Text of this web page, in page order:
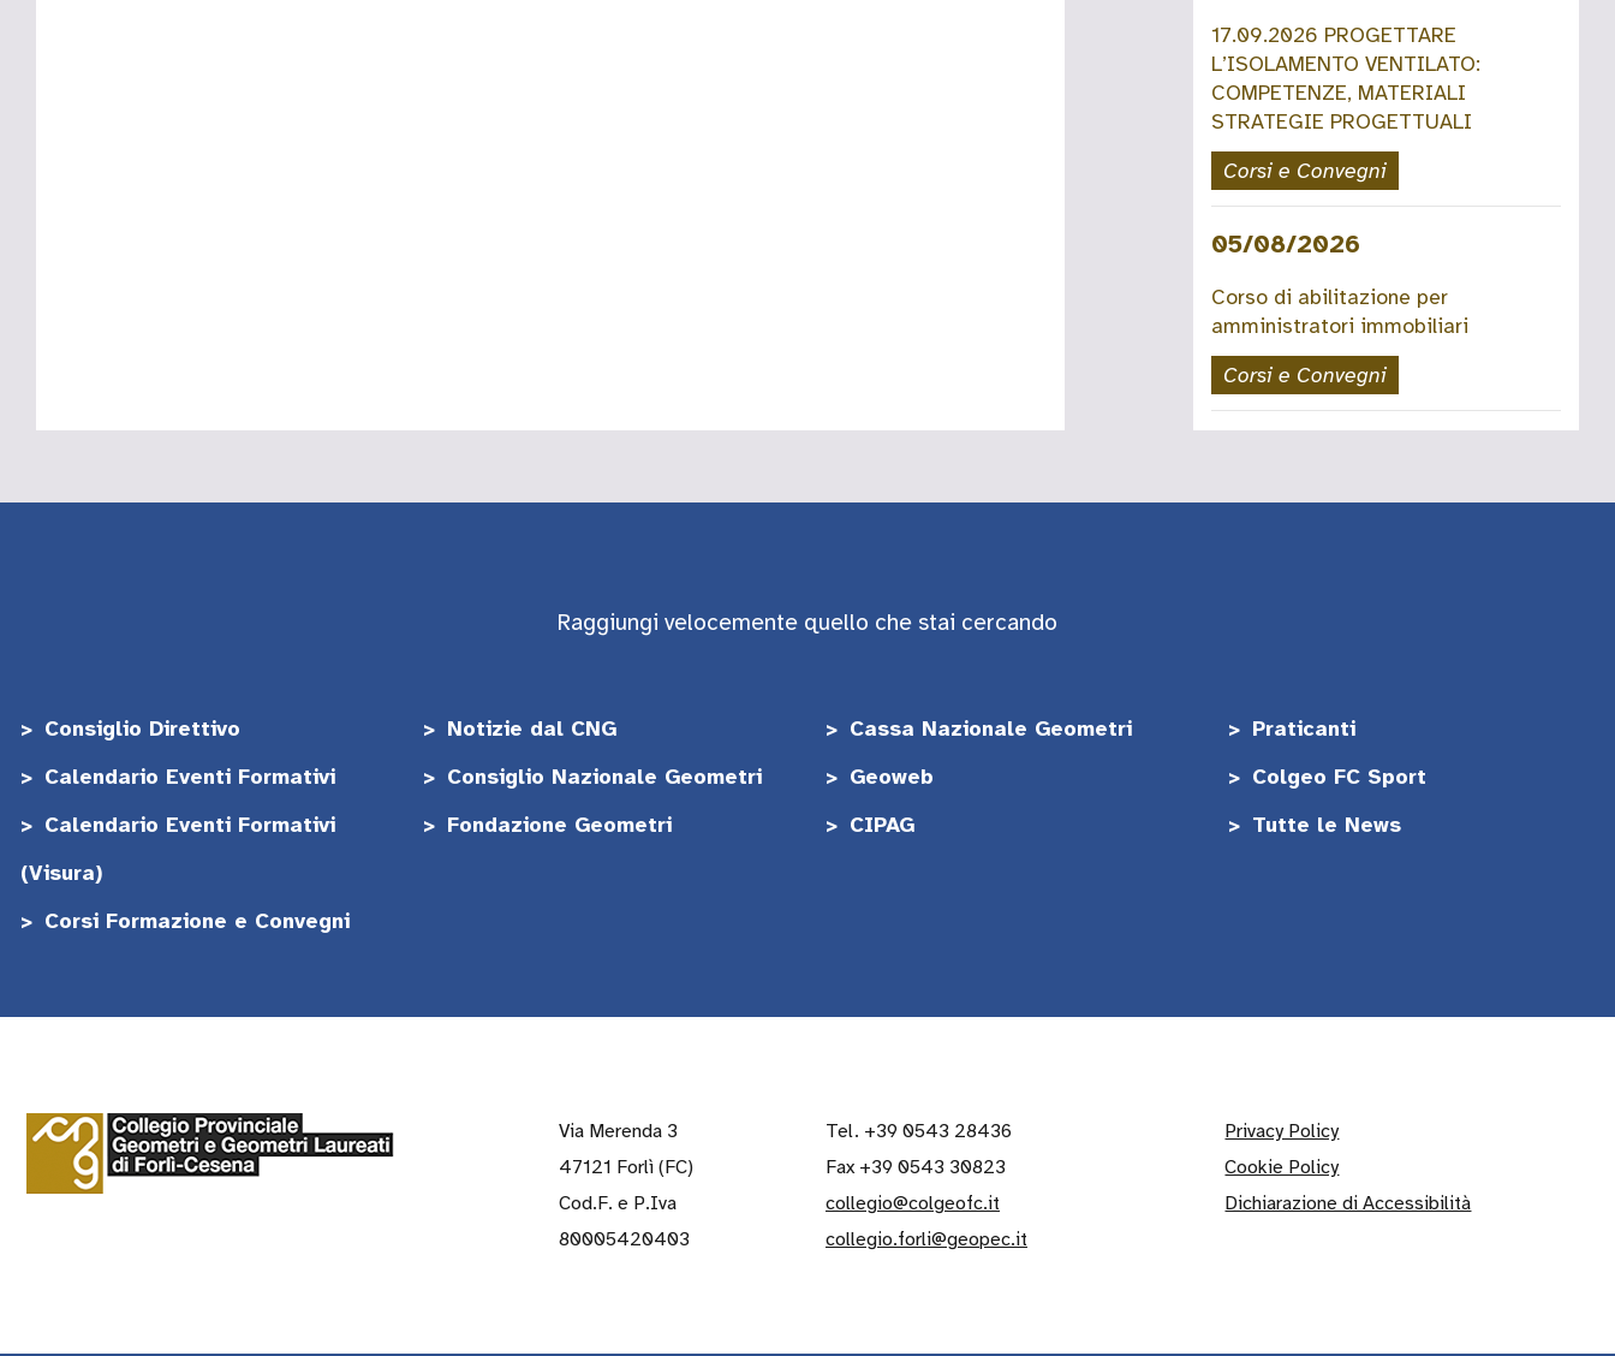
17.09.2026 PROGETTARE
L’ISOLAMENTO VENTILATO:
COMPETENZE, MATERIALI
STRATEGIE PROGETTUALI
Corsi e Convegni
05/08/2026
Corso di abilitazione per
amministratori immobiliari
Corsi e Convegni
Raggiungi velocemente quello che stai cercando
Consiglio Direttivo
Calendario Eventi Formativi
Calendario Eventi Formativi
(Visura)
Corsi Formazione e Convegni
Notizie dal CNG
Consiglio Nazionale Geometri
Fondazione Geometri
Cassa Nazionale Geometri
Geoweb
CIPAG
Praticanti
Colgeo FC Sport
Tutte le News
Via Merenda 3
47121 Forlì (FC)
Cod.F. e P.Iva
80005420403
Tel. +39 0543 28436
Fax +39 0543 30823
collegio@colgeofc.it
collegio.forli@geopec.it
Privacy Policy
Cookie Policy
Dichiarazione di Accessibilità